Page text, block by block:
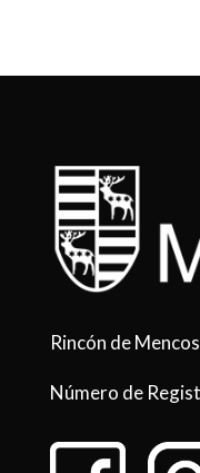
Rincón de
Número de